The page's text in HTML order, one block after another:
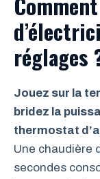
réglages
Jouez sur la
bridez la
thermostat
Une chaudière
secondes